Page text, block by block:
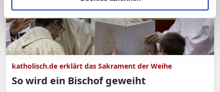
katholisch.de erklärt das Sakrament der Weihe
So wird ein Bischof geweiht